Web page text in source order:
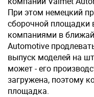
При этом немецкий
сборочной площадки
компаниями в
Automotive
выпуск моделей на
может - его
загружена, поэтому
площадка.